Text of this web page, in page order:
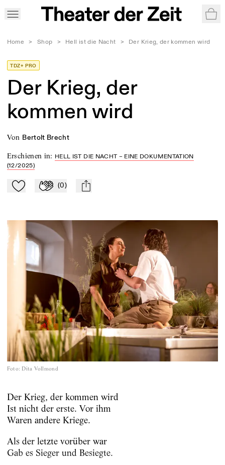
Home > Shop > Hell ist die Nacht > Der Krieg, der kommen wird
TDZ+ PRO
Der Krieg, der
kommen wird
von Bertolt Brecht
Erschienen in: HELL IST DIE NACHT – EINE DOKUMENTATION
(12/2025)
Zu Mein-TdZ hinzufügen
Applaudieren
(0) mail
Foto: Dita Vollmond
Der Krieg, der kommen wird
Ist nicht der erste. Vor ihm
Waren andere Kriege.
Als der letzte vorüber war
Gab es Sieger und Besiegte.